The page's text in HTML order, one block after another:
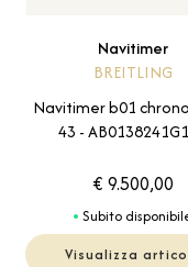
Navitimer
BREITLING
Navitimer b01
43 -
€ 9.500,00
Subito
Visualizza